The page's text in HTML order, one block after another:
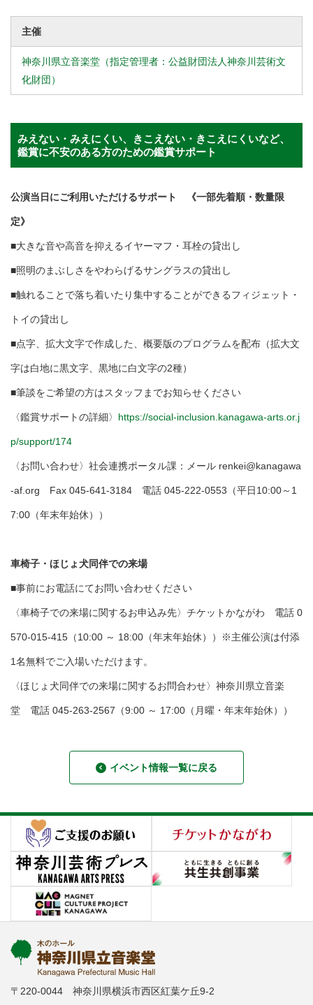
主催
神奈川県立音楽堂（指定管理者：公益財団法人神奈川芸術文
化財団）
みえない・みえにくい、きこえない・きこえにくいなど、
鑑賞に不安のある方のための鑑賞サポート
公演当日にご利用いただけるサポート 《一部先着順・数量限
定》
■大きな音や高音を抑えるイヤーマフ・耳栓の貸出し
■照明のまぶしさをやわらげるサングラスの貸出し
■触れることで落ち着いたり集中することができるフィジェット・
トイの貸出し
■点字、拡大文字で作成した、概要版のプログラムを配布（拡大文
字は白地に黒文字、黒地に白文字の2種）
■筆談をご希望の方はスタッフまでお知らせください
〈鑑賞サポートの詳細〉 https://social-inclusion.kanagawa-arts.or.j
p/support/174
〈お問い合わせ〉社会連携ポータル課：メール renkei@kanagawa
-af.org Fax 045-641-3184 電話 045-222-0553（平日10:00～1
7:00（年末年始休））
車椅子・ほじょ犬同伴での来場
■事前にお電話にてお問い合わせください
〈車椅子での来場に関するお申込み先〉チケットかながわ 電話 0
570-015-415（10:00 ～ 18:00（年末年始休））※主催公演は付添
1名無料でご入場いただけます。
〈ほじょ犬同伴での来場に関するお問合わせ〉神奈川県立音楽
堂 電話 045-263-2567（9:00 ～ 17:00（月曜・年末年始休））
イベント情報一覧に戻る
〒220-0044 神奈川県横浜市西区紅葉ケ丘9-2